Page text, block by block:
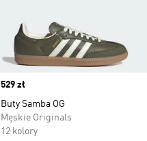
Price
529 zł
Buty Samba OG
Męskie Originals
12 kolory